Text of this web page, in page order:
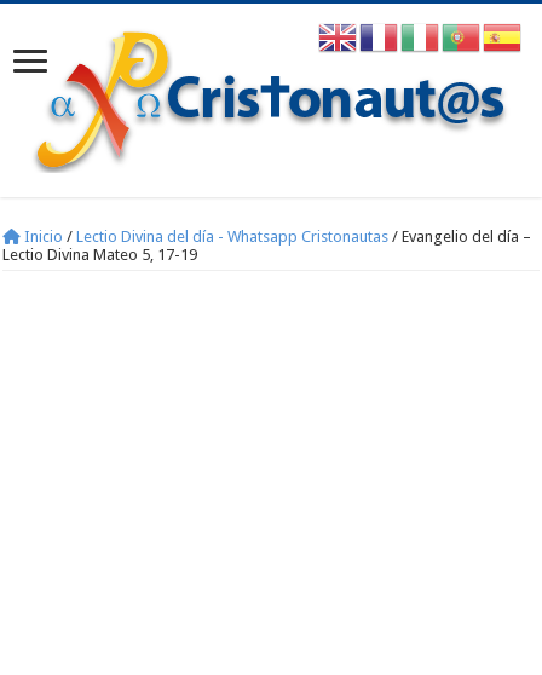
Inicio / Lectio Divina del día - Whatsapp Cristonautas / Evangelio del día –
Lectio Divina Mateo 5, 17-19